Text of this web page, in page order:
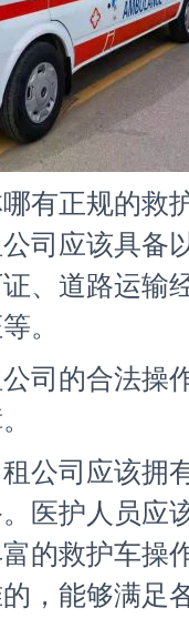
有正规的救
司应该具备
、道路运输
。
司的合法操
公司应该拥
医护人员应
的救护车操
，能够满足